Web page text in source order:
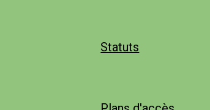
Statuts